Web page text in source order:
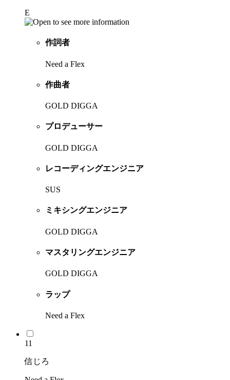
E
作詞者
Need a Flex
作曲者
GOLD DIGGA
プロデューサー
GOLD DIGGA
レコーディングエンジニア
SUS
ミキシングエンジニア
GOLD DIGGA
マスタリングエンジニア
GOLD DIGGA
ラップ
Need a Flex
11
信じろ